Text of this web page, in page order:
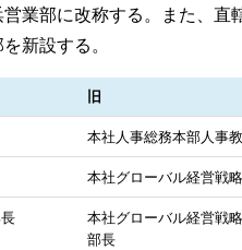
業部に改称する。また、直
新設する。
旧
本社人事総務本部人事
本社グローバル経営戦
本社グローバル経営戦
部長